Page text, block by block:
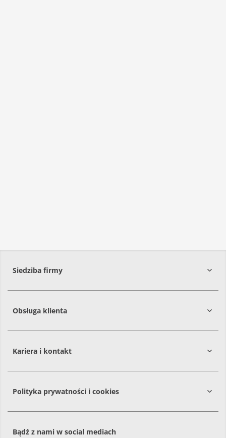
Siedziba firmy
Obsługa klienta
Kariera i kontakt
Polityka prywatności i cookies
Bądź z nami w social mediach